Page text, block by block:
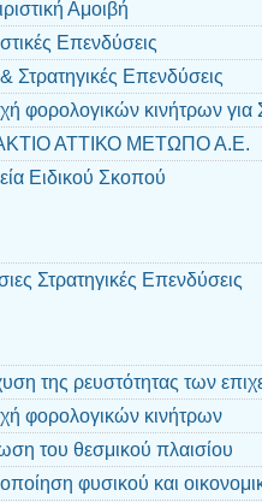
Αμοιβή
Επενδύσεις
Στρατηγικές Επενδύσεις
φορολογικών κινήτρων για
ΑΤΤΙΚΟ ΜΕΤΩΠΟ Α.Ε.
Ειδικού Σκοπού
Στρατηγικές Επενδύσεις
της ρευστότητας των
φορολογικών κινήτρων
του θεσμικού πλαισίου
φυσικού και